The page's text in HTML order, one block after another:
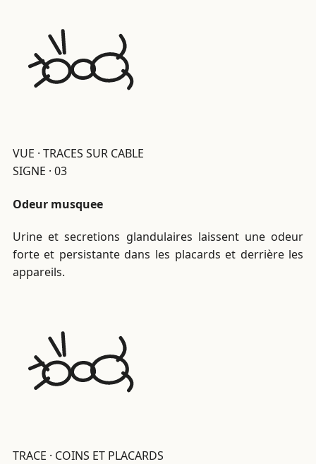
VUE · TRACES SUR CABLE
SIGNE · 03
Odeur musquee
Urine et secretions glandulaires laissent une odeur
forte et persistante dans les placards et derrière les
appareils.
TRACE · COINS ET PLACARDS